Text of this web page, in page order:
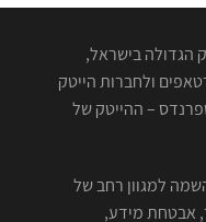
הגדולה בישראל,
ולחברות הייטק
– ההייטק של
למגוון רחב של
אבטחת מידע,